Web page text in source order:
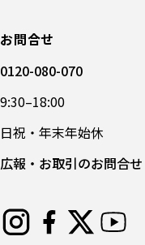
お問合せ
0120-080-070
9:30–18:00
日祝・年末年始休
広報・お取引のお問合せ